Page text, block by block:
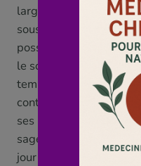
largement ce que la
sous le nom de «
possède bel et bien
le sommeil, la sécrétion
température, la
contre-rythme »
ses horaires) perturbe
sagesse du cadran
jour et la nuit, manger